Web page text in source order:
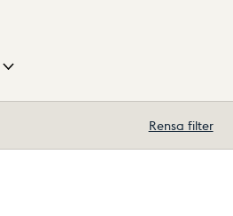
Rensa filter